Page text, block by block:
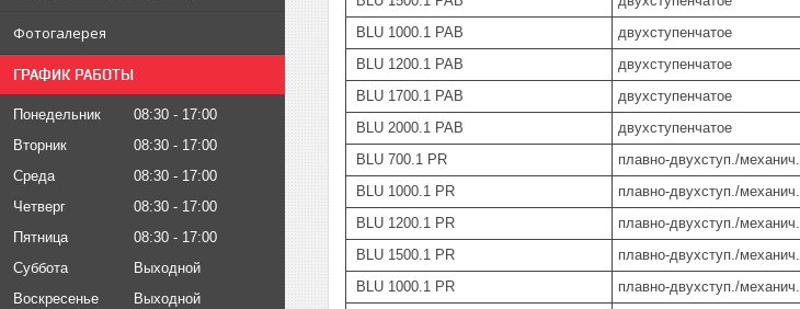
Фотогалерея
ГРАФИК РАБОТЫ
Понедельник 08:30
17:00
Вторник
08:30
17:00
Среда
08:30
17:00
Четверг
08:30
17:00
Пятница
08:30
17:00
Суббота
Выходной
Воскресенье
Выходной
BLU 1000.1 PAB
двухступенчатое
BLU 1200.1 PAB
двухступенчатое
BLU 1700.1 PAB
двухступенчатое
BLU 2000.1 PAB
двухступенчатое
BLU 700.1 PR
плавно-двухступ./механич.
BLU 1000.1 PR
плавно-двухступ./механич.
BLU 1200.1 PR
плавно-двухступ./механич.
BLU 1500.1 PR
плавно-двухступ./механич.
BLU 1000.1 PR
плавно-двухступ./механич.